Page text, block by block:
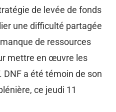
de levée de fonds
une difficulté partagée
de ressources
mettre en œuvre les
DNF a été témoin de son
ce jeudi 11